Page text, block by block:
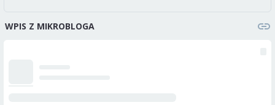
WPIS Z MIKROBLOGA